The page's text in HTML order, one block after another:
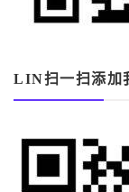
LIN扫一扫添加